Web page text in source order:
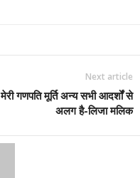
Next article
मेरी गणपति मूर्ति अन्य सभी आदर्शों से
अलग है-लिजा मलिक